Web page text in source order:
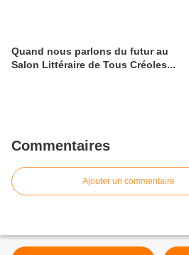
Quand nous parlons du futur au
Salon Littéraire de Tous Créoles...
Commentaires
Ajouter un commentaire